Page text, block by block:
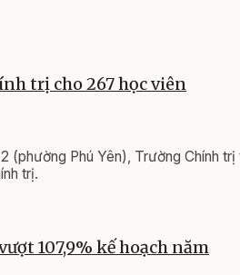
trị cho 267 học viên
(phường Phú Yên), Trường Chính
trị.
107,9% kế hoạch năm